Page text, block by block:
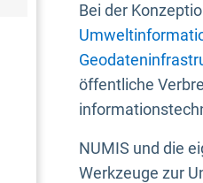
Bei der
öffentliche
NUMIS und die
Werkzeuge zur